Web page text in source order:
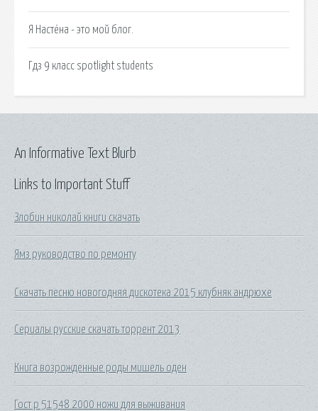
Я Настёна - это мой блог.
Гдз 9 класс spotlight students
Links to Important Stuff
Злобин николай книги скачать
Ямз руководство по ремонту
Скачать песню новогодняя дискотека 2015 клубняк андрюхе
Сериалы русские скачать торрент 2013
Книга возрожденные роды мишель оден
Гост р 51548 2000 ножи для выживания
An Informative Text Blurb